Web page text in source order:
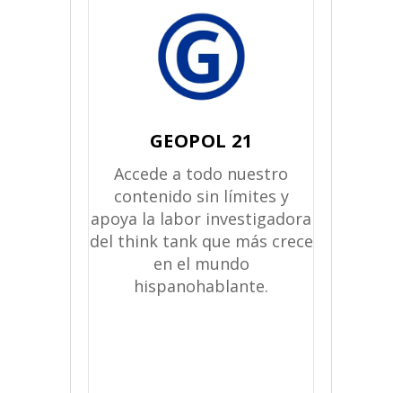
GEOPOL 21
Accede a todo nuestro
contenido sin límites y
apoya la labor investigadora
del think tank que más crece
en el mundo
hispanohablante.